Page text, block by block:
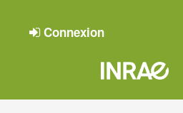
Connexion